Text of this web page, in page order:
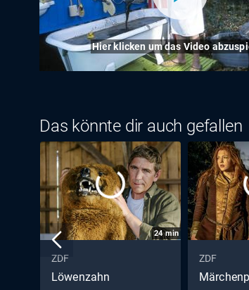
Hier klicken um das Video
Das könnte dir auch gefallen
24min
ZDF
Löwenzahn
ZDF